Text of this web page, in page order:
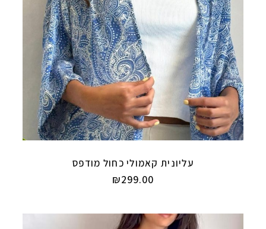
עליונית קאמולי כחול מודפס
₪299.00